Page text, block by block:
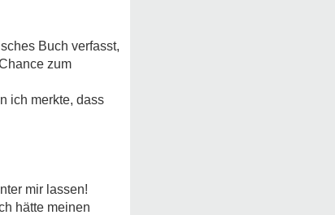
Buch verfasst,
zum
ich merkte, dass
mir lassen!
hätte meinen